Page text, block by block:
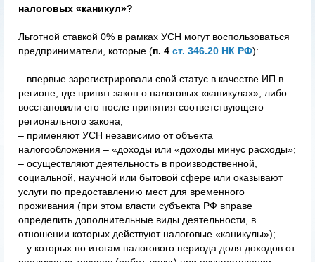
налоговых «каникул»?
Льготной ставкой 0% в рамках УСН могут воспользоваться
предприниматели, которые (п. 4 ст. 346.20 НК РФ):
– впервые зарегистрировали свой статус в качестве ИП в
регионе, где принят закон о налоговых «каникулах», либо
восстановили его после принятия соответствующего
регионального закона;
– применяют УСН независимо от объекта
налогообложения – «доходы или «доходы минус расходы»;
– осуществляют деятельность в производственной,
социальной, научной или бытовой сфере или оказывают
услуги по предоставлению мест для временного
проживания (при этом власти субъекта РФ вправе
определить дополнительные виды деятельности, в
отношении которых действуют налоговые «каникулы»);
– у которых по итогам налогового периода доля доходов от